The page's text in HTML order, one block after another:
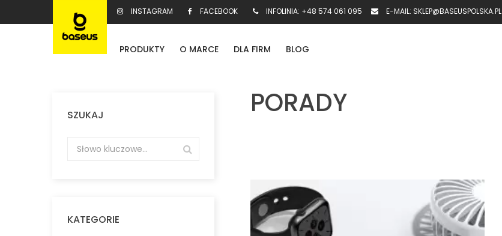
INSTAGRAM FACEBOOK INFOLINIA: +48 574 061 095 E-MAIL: SKLEP@BASEUSPOLSKA.PL
PRODUKTY O MARCE DLA FIRM BLOG
SZUKAJ
KATEGORIE
PORADY